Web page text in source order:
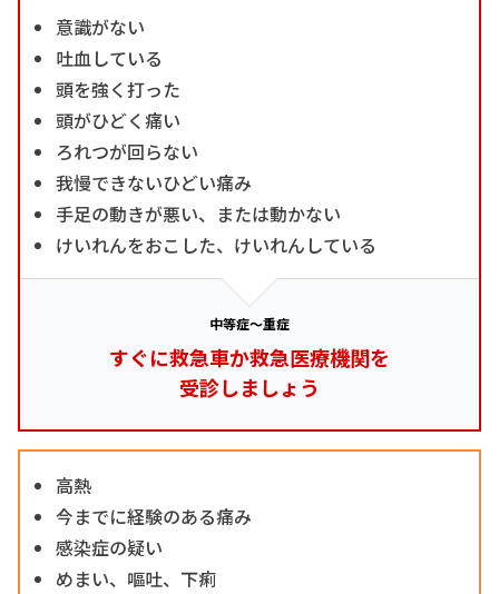
意識がない
吐血している
頭を強く打った
頭がひどく痛い
ろれつが回らない
我慢できないひどい痛み
手足の動きが悪い、または動かない
けいれんをおこした、けいれんしている
中等症～重症
すぐに救急車か救急医療機関を
受診しましょう
高熱
今までに経験のある痛み
感染症の疑い
めまい、嘔吐、下痢